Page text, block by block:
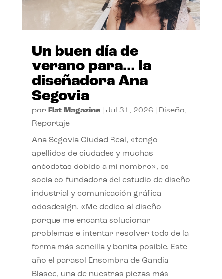
Un buen día de
verano para… la
diseñadora Ana
Segovia
por Flat Magazine| Jul 31, 2026 Diseño,
Reportaje
Ana Segovia Ciudad Real, «tengo
apellidos de ciudades y muchas
anécdotas debido a mi nombre», es
socia co-fundadora del estudio de diseño
industrial y comunicación gráfica
odosdesign. «Me dedico al diseño
porque me encanta solucionar
problemas e intentar resolver todo de la
forma más sencilla y bonita posible. Este
año el parasol Ensombra de Gandia
Blasco, una de nuestras piezas más